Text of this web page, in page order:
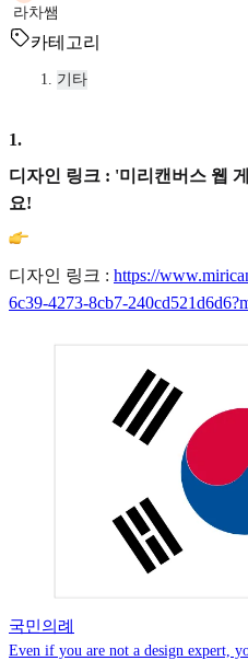
라차쌤
카테고리
기타
1.
디자인 링크 : '미리캔버스 웹
요!
디자인 링크 : https://
6c39-4273-8cb7-
국민의례
Even if you are not a design expert,